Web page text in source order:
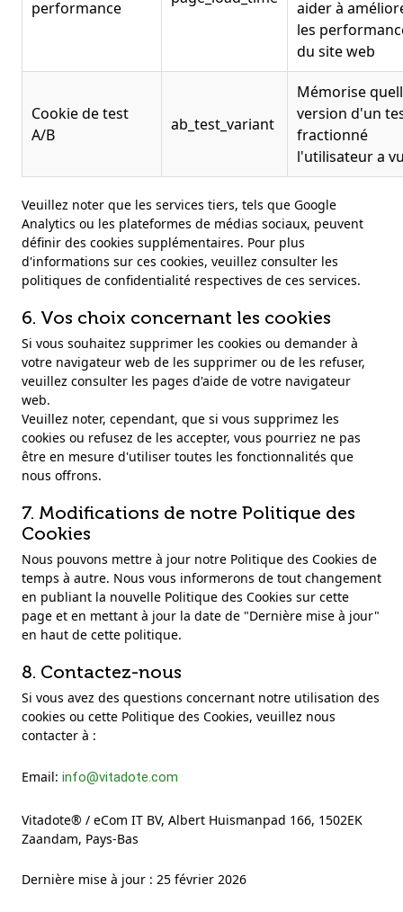
performance
aider à
les
du site web
Cookie de test
A/B
ab_test_variant
Mémorise
version d'un
fractionné
l'utilisateur a
Veuillez noter que les services tiers, tels que Google
Analytics ou les plateformes de médias sociaux, peuvent
définir des cookies supplémentaires. Pour plus
d'informations sur ces cookies, veuillez consulter les
politiques de confidentialité respectives de ces services.
6. Vos choix concernant les cookies
Si vous souhaitez supprimer les cookies ou demander à
votre navigateur web de les supprimer ou de les refuser,
veuillez consulter les pages d'aide de votre navigateur
web.
Veuillez noter, cependant, que si vous supprimez les
cookies ou refusez de les accepter, vous pourriez ne pas
être en mesure d'utiliser toutes les fonctionnalités que
nous offrons.
7. Modifications de notre Politique des
Cookies
Nous pouvons mettre à jour notre Politique des Cookies de
temps à autre. Nous vous informerons de tout changement
en publiant la nouvelle Politique des Cookies sur cette
page et en mettant à jour la date de "Dernière mise à jour"
en haut de cette politique.
8. Contactez-nous
Si vous avez des questions concernant notre utilisation des
cookies ou cette Politique des Cookies, veuillez nous
contacter à :
Email: info@vitadote.com
Vitadote® / eCom IT BV, Albert Huismanpad 166, 1502EK
Zaandam, Pays-Bas
Dernière mise à jour : 25 février 2026